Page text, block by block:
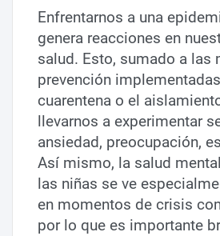
Enfrentarnos a una
genera reacciones en
salud. Esto, sumado a las
prevención
cuarentena o el
llevarnos a experimentar
ansiedad, preocupación,
Así mismo, la salud
las niñas se ve
en momentos de crisis
por lo que es importante